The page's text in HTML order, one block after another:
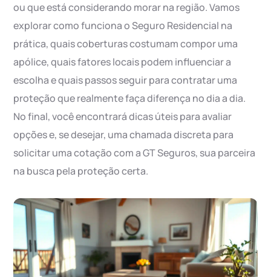
ou que está considerando morar na região. Vamos
explorar como funciona o Seguro Residencial na
prática, quais coberturas costumam compor uma
apólice, quais fatores locais podem influenciar a
escolha e quais passos seguir para contratar uma
proteção que realmente faça diferença no dia a dia.
No final, você encontrará dicas úteis para avaliar
opções e, se desejar, uma chamada discreta para
solicitar uma cotação com a GT Seguros, sua parceira
na busca pela proteção certa.